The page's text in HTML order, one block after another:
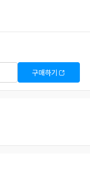
구매하기